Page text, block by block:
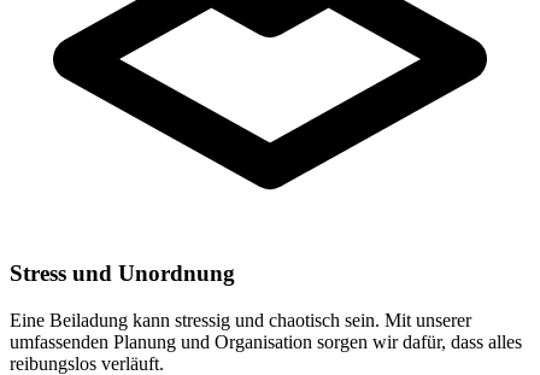
Stress und Unordnung
Eine Beiladung kann stressig und chaotisch sein. Mit unserer
umfassenden Planung und Organisation sorgen wir dafür, dass alles
reibungslos verläuft.